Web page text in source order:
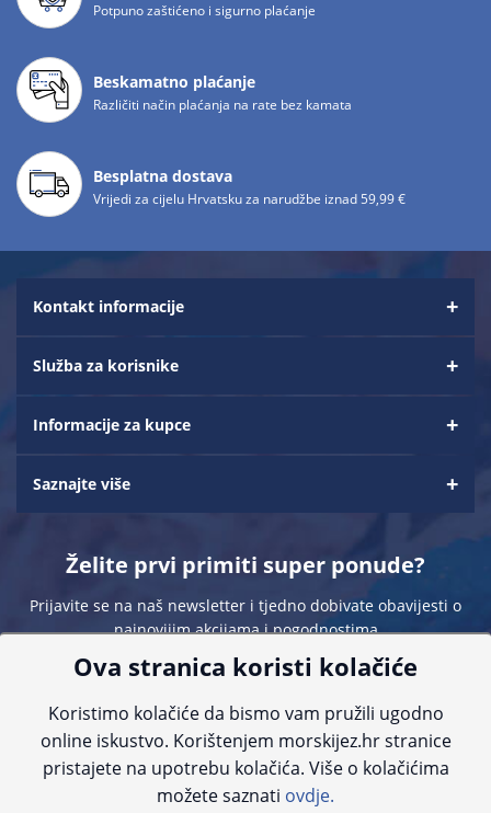
Potpuno zaštićeno i sigurno plaćanje
Beskamatno plaćanje
Različiti način plaćanja na rate bez kamata
Besplatna dostava
Vrijedi za cijelu Hrvatsku za narudžbe iznad 59,99 €
Kontakt informacije
Služba za korisnike
Informacije za kupce
Saznajte više
Želite prvi primiti super ponude?
Prijavite se na naš newsletter i tjedno dobivate obavijesti o
najnovijim akcijama i pogodnostima
Sve navedene cijene sadrže PDV. Pokušavamo osigurati što preciznije
informacije, ali zbog tehnoloških ograničenja ne možemo garantirati potpunu
Ova stranica koristi kolačiće
Koristimo kolačiće da bismo vam pružili ugodno
online iskustvo. Korištenjem morskijez.hr stranice
pristajete na upotrebu kolačića. Više o kolačićima
možete saznati ovdje.